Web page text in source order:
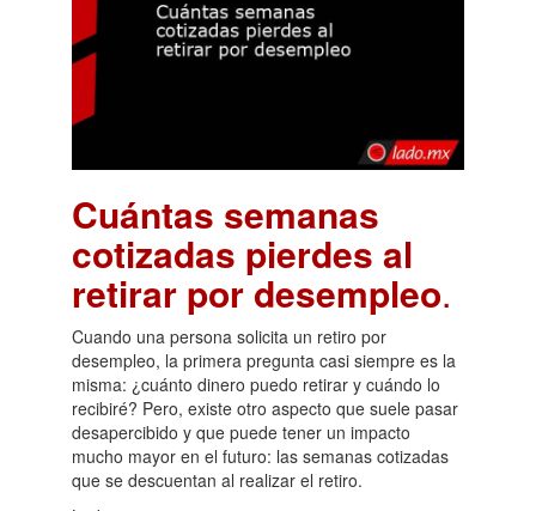
Cuántas semanas
cotizadas pierdes al
retirar por desempleo.
Cuando una persona solicita un retiro por
desempleo, la primera pregunta casi siempre es la
misma: ¿cuánto dinero puedo retirar y cuándo lo
recibiré? Pero, existe otro aspecto que suele pasar
desapercibido y que puede tener un impacto
mucho mayor en el futuro: las semanas cotizadas
que se descuentan al realizar el retiro.